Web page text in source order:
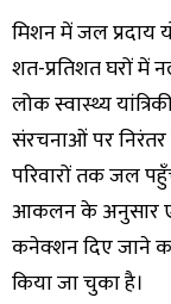
मिशन में जल प्रदाय
शत-प्रतिशत घरों में
लोक स्वास्थ्य
संरचनाओं पर निरंतर
परिवारों तक जल
आकलन के अनुसार
कनेक्शन दिए जाने
किया जा चुका है।